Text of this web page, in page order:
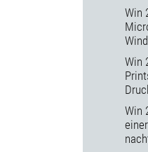
Win
Win
Win